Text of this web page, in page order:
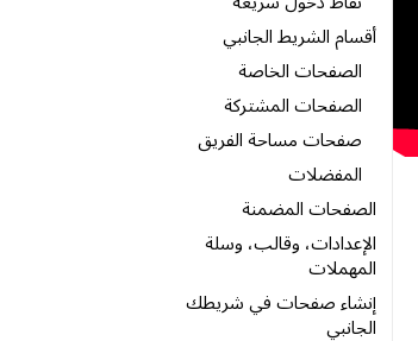
أقسام الشريط الجانبي
الصفحات الخاصة
الصفحات المشتركة
صفحات مساحة الفريق
المفضلات
الصفحات المضمنة
الإعدادات، وقالب، وسلة
المهملات
إنشاء صفحات في شريطك
الجانبي